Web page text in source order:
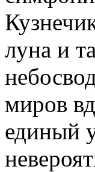
луна и
миров
единый